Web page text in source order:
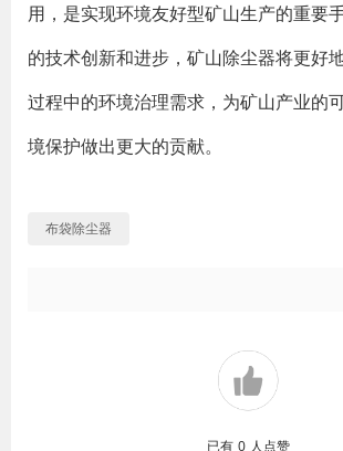
用，是实现环境友好型矿山生产的重要
的技术创新和进步，矿山除尘器将更好
过程中的环境治理需求，为矿山产业的
境保护做出更大的贡献。
布袋除尘器
已有 0 人点赞